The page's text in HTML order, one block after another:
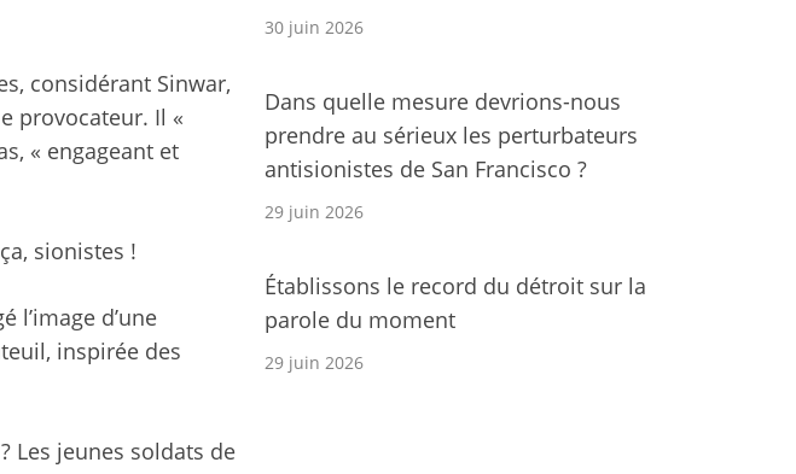
considérant Sinwar,
provocateur. Il «
« engageant et
sionistes !
l’image d’une
inspirée des
Les jeunes soldats de
30 juin 2026
Dans quelle mesure devrions-nous
prendre au sérieux les perturbateurs
antisionistes de San Francisco ?
29 juin 2026
Établissons le record du détroit sur la
parole du moment
29 juin 2026